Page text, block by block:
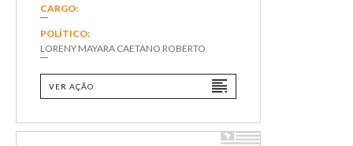
CARGO:
POLÍTICO:
LORENY MAYARA CAETANO ROBERTO
VER AÇÃO